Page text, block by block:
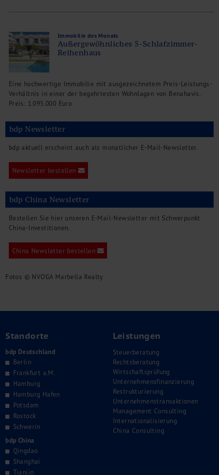
Immobilie des Monats
Außergewöhnliches 5-Schlafzimmer-
Reihenhaus
Eine hochwertige Immobilie mit ausgezeichnetem Preis-Leistungs-
Verhältnis in einer der begehrtesten Wohnlagen von Benahavís.
Preis: 1.095.000 Euro
bdp Newsletter
bdp aktuell erscheint auch als monatlicher E-Mail-Newsletter.
Newsletter bestellen
bdp China Newsletter
Bestellen Sie hier unseren E-Mail-Newsletter mit Schwerpunkt
China-Investitionen.
China Newsletter bestellen
Fotos © NVOGA Marbella Realty
Standorte
bdp Deutschland
Berlin
Frankfurt a.M.
Hamburg
Hamburg Hafen
Potsdam
Rostock
Schwerin
bdp China
Qingdao
Shanghai
Tianjin
Leistungen
Steuerberatung
Rechtsberatung
Wirtschaftsprüfung
Unternehmensfinanzierung
Restrukturierung
Unternehmenstransaktionen
Management Consulting
Internationalisierung
China Consulting